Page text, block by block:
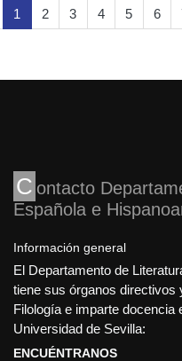
1 2 3 4 5 6
C ontacto
Española e
Información general
El Departamento de
tiene sus órganos directivos
Filología e imparte docencia
Universidad de Sevilla:
ENCUÉNTRANOS